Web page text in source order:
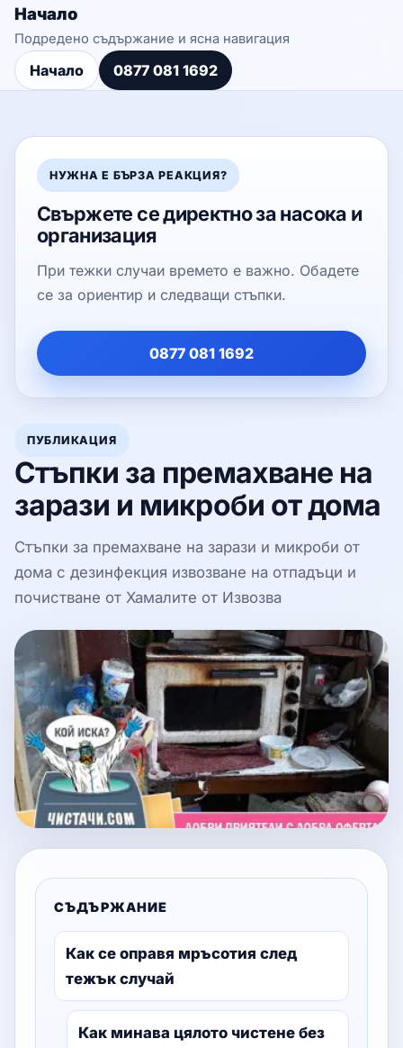
Начало
Подредено съдържание и ясна навигация
Начало 0877 081 1692
ПУБЛИКАЦИЯ
Стъпки за премахване на
зарази и микроби от дома
Стъпки за премахване на зарази и микроби от
дома с дезинфекция извозване на отпадъци и
почистване от Хамалите от Извозва
СЪДЪРЖАНИЕ
Как се оправя мръсотия след
тежък случай
Как минава цялото чистене без
НУЖНА Е БЪРЗА РЕАКЦИЯ?
Свържете се директно за насока и
организация
При тежки случаи времето е важно. Обадете
се за ориентир и следващи стъпки.
0877 081 1692